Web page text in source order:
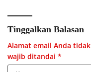
Tinggalkan Balasan
Alamat email Anda
wajib ditandai *